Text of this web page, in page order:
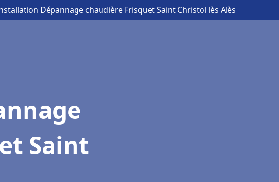
Dépannage chaudière Frisquet Saint Christol lès Alès
Saint